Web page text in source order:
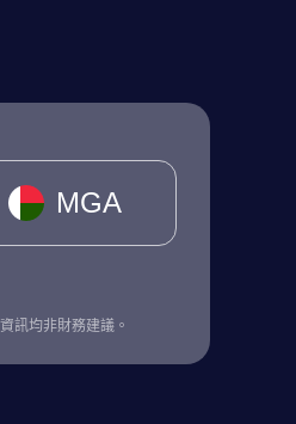
MGA
訊均非財務建議。